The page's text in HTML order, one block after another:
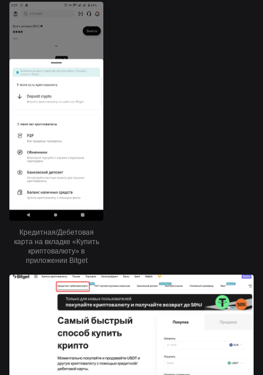
Кредитная/Дебетовая
карта на вкладке «Купить
криптовалюту» в
приложении Bitget